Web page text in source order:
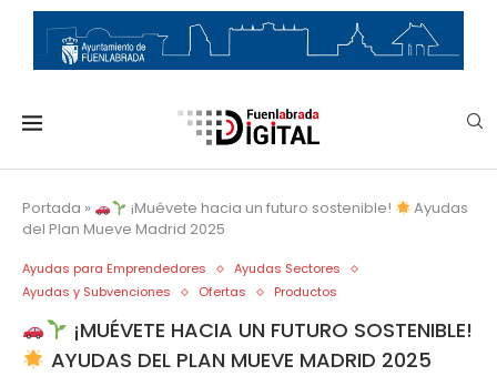
Portada » ¡Muévete hacia un futuro sostenible!
Ayudas
del Plan Mueve Madrid 2025
Ayudas para Emprendedores
Ayudas Sectores
Ayudas y Subvenciones
Ofertas Productos
¡MUÉVETE HACIA UN FUTURO SOSTENIBLE!
AYUDAS DEL PLAN MUEVE MADRID 2025